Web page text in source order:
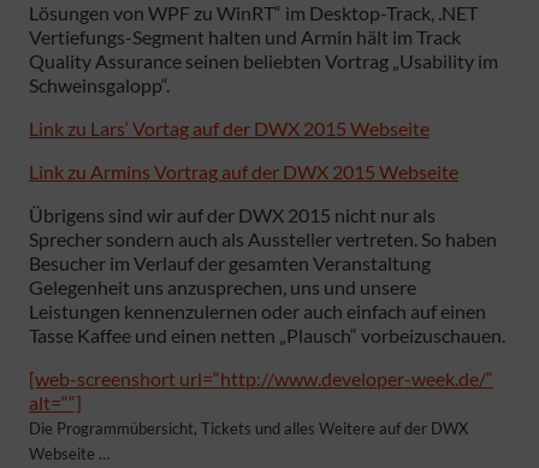
Lösungen von WPF zu WinRT“ im Desktop-Track, .NET
Vertiefungs-Segment halten und Armin hält im Track
Quality Assurance seinen beliebten Vortrag „Usability im
Schweinsgalopp“.
Link zu Lars‘ Vortag auf der DWX 2015 Webseite
Link zu Armins Vortrag auf der DWX 2015 Webseite
Übrigens sind wir auf der DWX 2015 nicht nur als
Sprecher sondern auch als Aussteller vertreten. So haben
Besucher im Verlauf der gesamten Veranstaltung
Gelegenheit uns anzusprechen, uns und unsere
Leistungen kennenzulernen oder auch einfach auf einen
Tasse Kaffee und einen netten „Plausch“ vorbeizuschauen.
[web-screenshort url=“http://www.developer-week.de/“
alt=““]
Die Programmübersicht, Tickets und alles Weitere auf der DWX
Webseite …